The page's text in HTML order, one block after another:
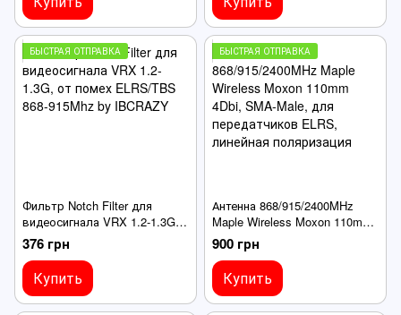
БЫСТРАЯ ОТПРАВКА
Фильтр Notch Filter для
видеосигнала VRX 1.2-1.3G,
от помех ELRS/TBS 868-
915Mhz by IBCRAZY
376 грн
Купить
БЫСТРАЯ ОТПРАВКА
Антенна 868/915/2400MHz
Maple Wireless Moxon 110mm
4Dbi, SMA-Male, для
передатчиков ELRS,
линейная поляризация
900 грн
Купить